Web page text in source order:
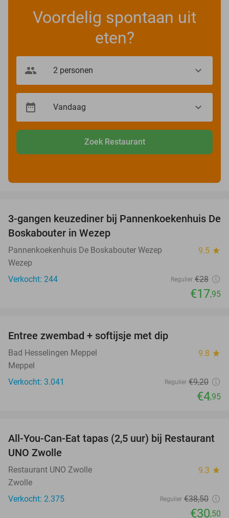
Voordelig spontaan uit
eten?
Zoek Restaurant
36%
3-gangen keuzediner bij Pannenkoekenhuis De
Boskabouter in Wezep
Pannenkoekenhuis De Boskabouter Wezep 9.5 star
Wezep
Verkocht: 244
Regulier €28
€17,95
Entree zwembad + softijsje met dip
Bad Hesselingen Meppel 9.8 star
Meppel
Verkocht: 3.041
Regulier €9,20
€4,95
21%
All-You-Can-Eat tapas (2,5 uur) bij Restaurant
UNO Zwolle
Restaurant UNO Zwolle 9.3 star
Zwolle
Verkocht: 2.375
Regulier €38,50
€30,50